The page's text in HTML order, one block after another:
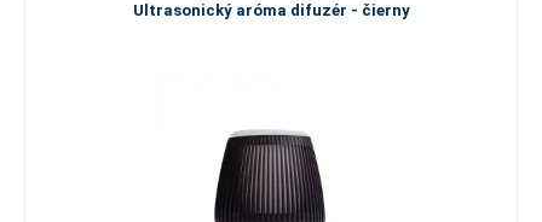
Ultrasonický aróma difuzér - čierny